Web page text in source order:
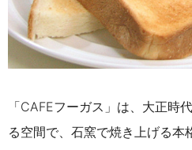
「CAFEフーガス」は、大正時
る空間で、石窯で焼き上げる本